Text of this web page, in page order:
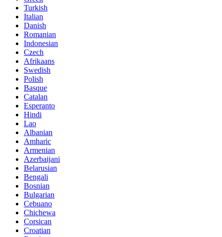
Turkish
Italian
Danish
Romanian
Indonesian
Czech
Afrikaans
Swedish
Polish
Basque
Catalan
Esperanto
Hindi
Lao
Albanian
Amharic
Armenian
Azerbaijani
Belarusian
Bengali
Bosnian
Bulgarian
Cebuano
Chichewa
Corsican
Croatian